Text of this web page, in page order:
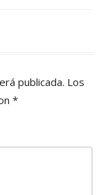
publicada. Los
*